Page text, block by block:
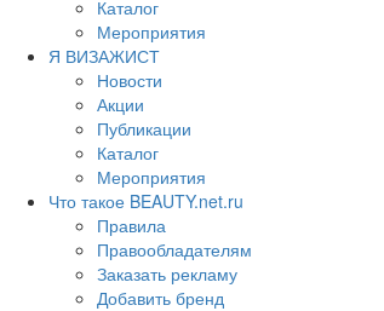
Каталог
Мероприятия
Я ВИЗАЖИСТ
Новости
Акции
Публикации
Каталог
Мероприятия
Что такое BEAUTY.net.ru
Правила
Правообладателям
Заказать рекламу
Добавить бренд